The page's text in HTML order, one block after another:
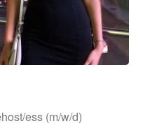
ess (m/w/d)